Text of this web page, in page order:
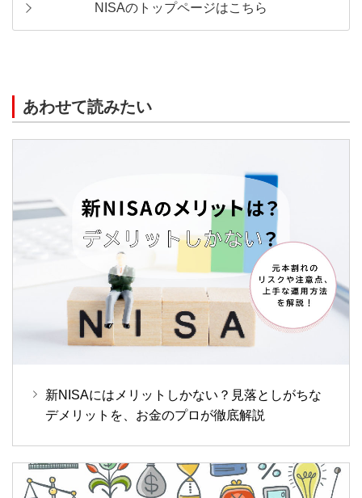
NISAのトップページはこちら
あわせて読みたい
新NISAにはメリットしかない？見落としがちな
デメリットを、お金のプロが徹底解説